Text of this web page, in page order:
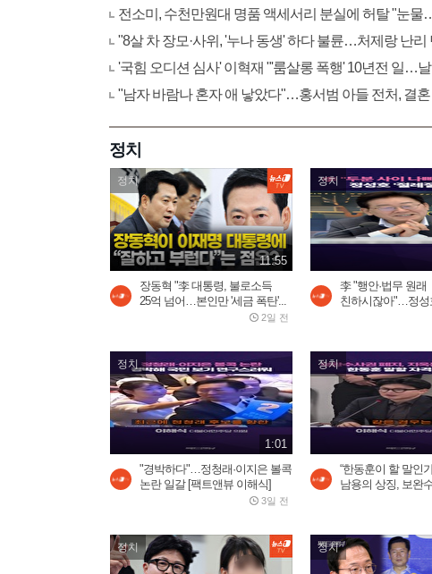
전소미, 수천만원대 명품 액세서리 분실에 허탈 "눈
"8살 차 장모·사위, '누나 동생' 하다 불륜…처제랑 난리
'국힘 오디션 심사' 이혁재 "'룸살롱 폭행' 10년전 일…
"남자 바람나 혼자 애 낳았다"…홍서범 아들 전처, 결
정치
정치
11:55
장동혁 "李 대통령, 불로소득
25억 넘어…본인만 '세금 폭탄'...
2일 전
정치
李 "행안·법무 원래
친하시잖아"…정성
정치
1:01
"경박하다"…정청래·이지은 볼콕
논란 일갈 [팩트앤뷰 이해식]
3일 전
정치
“한동훈이 할 말인
남용의 상징, 보완
정치 정치